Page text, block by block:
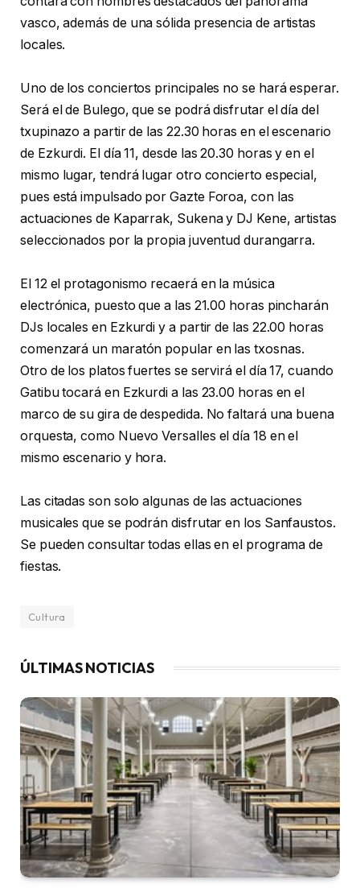
vasco, además de una sólida presencia de artistas
locales.
Uno de los conciertos principales no se hará esperar.
Será el de Bulego, que se podrá disfrutar el día del
txupinazo a partir de las 22.30 horas en el escenario
de Ezkurdi. El día 11, desde las 20.30 horas y en el
mismo lugar, tendrá lugar otro concierto especial,
pues está impulsado por Gazte Foroa, con las
actuaciones de Kaparrak, Sukena y DJ Kene, artistas
seleccionados por la propia juventud durangarra.
El 12 el protagonismo recaerá en la música
electrónica, puesto que a las 21.00 horas pincharán
DJs locales en Ezkurdi y a partir de las 22.00 horas
comenzará un maratón popular en las txosnas.
Otro de los platos fuertes se servirá el día 17, cuando
Gatibu tocará en Ezkurdi a las 23.00 horas en el
marco de su gira de despedida. No faltará una buena
orquesta, como Nuevo Versalles el día 18 en el
mismo escenario y hora.
Las citadas son solo algunas de las actuaciones
musicales que se podrán disfrutar en los Sanfaustos.
Se pueden consultar todas ellas en el programa de
fiestas.
Cultura
ÚLTIMAS NOTICIAS